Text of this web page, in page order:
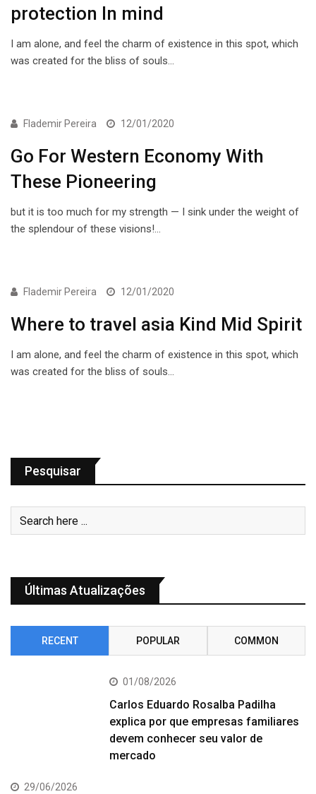
protection In mind
I am alone, and feel the charm of existence in this spot, which
was created for the bliss of souls…
ECONOMIA
Flademir Pereira 12/01/2020
Go For Western Economy With
These Pioneering
but it is too much for my strength — I sink under the weight of
the splendour of these visions!…
ECONOMIA
Flademir Pereira 12/01/2020
Where to travel asia Kind Mid Spirit
I am alone, and feel the charm of existence in this spot, which
was created for the bliss of souls…
Pesquisar
Últimas Atualizações
RECENT POPULAR COMMON
01/08/2026
Carlos Eduardo Rosalba Padilha
explica por que empresas familiares
devem conhecer seu valor de
mercado
29/06/2026